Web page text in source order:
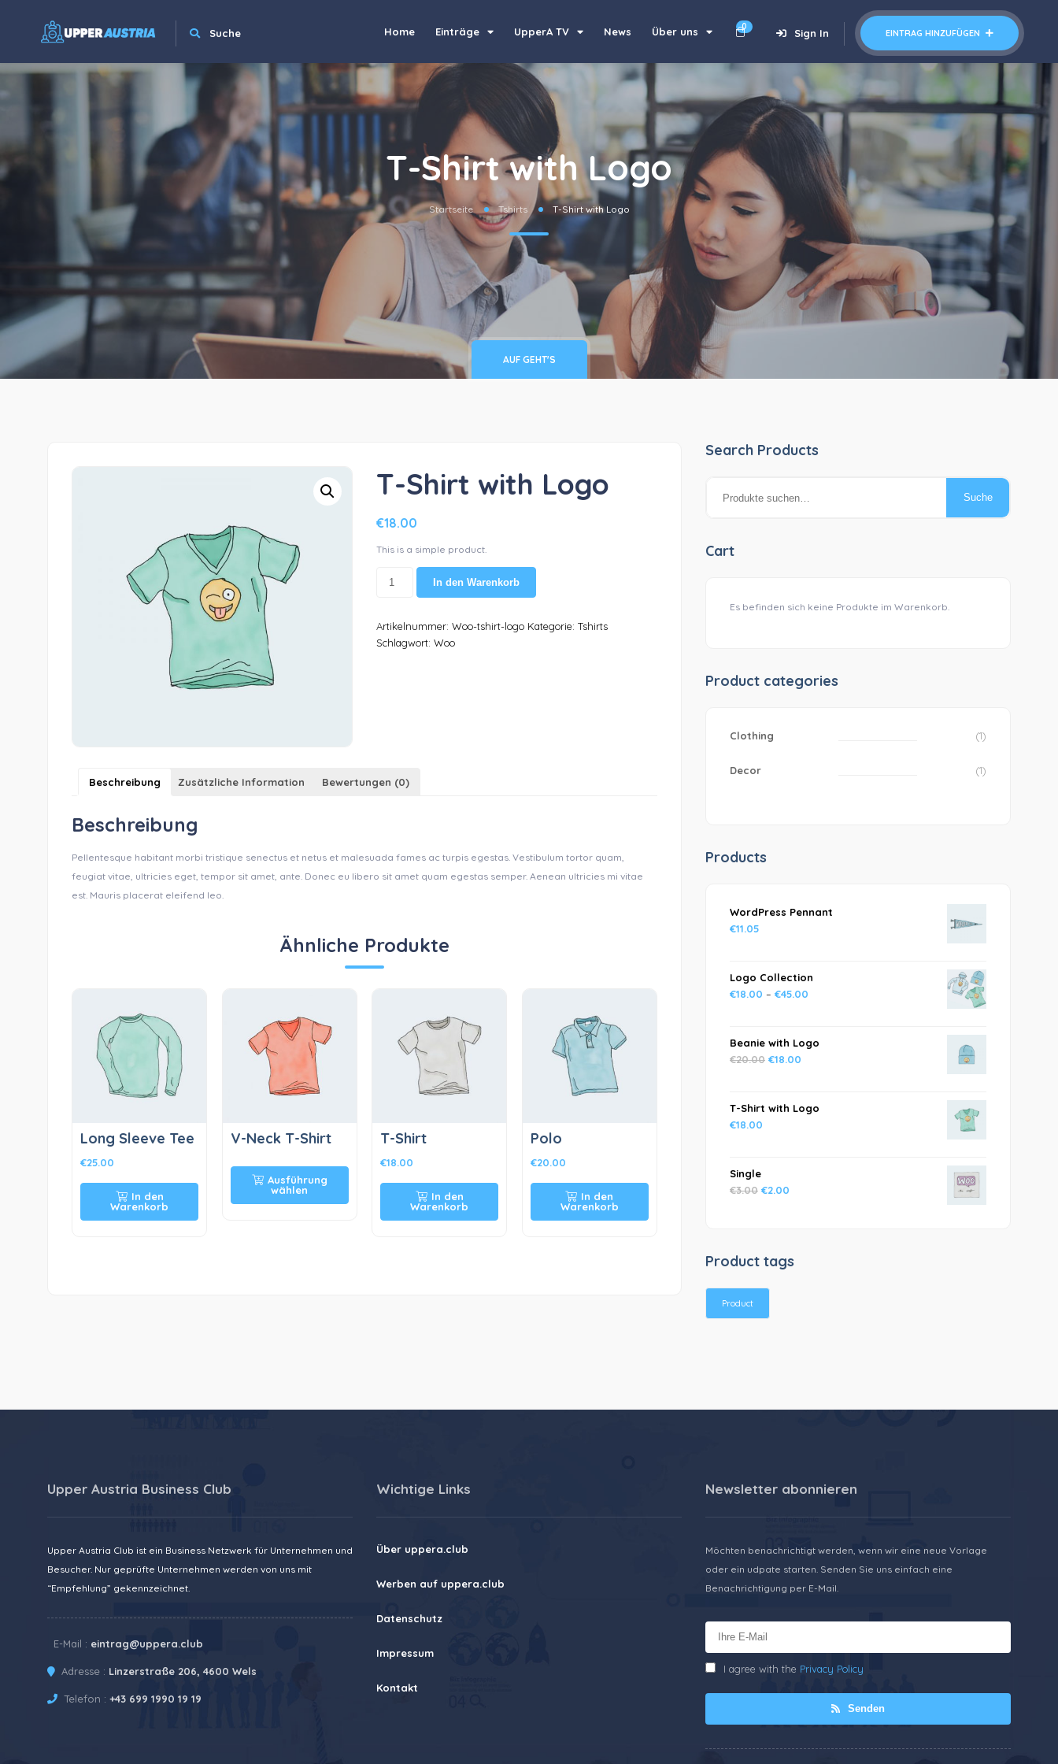
Suche EINTRAG HINZUFÜGEN
Sign In
0
Home Einträge UpperA TV News Über uns
T-Shirt with Logo
Startseite Tshirts T-Shirt with Logo
AUF GEHT'S
T-Shirt with Logo
€18.00
This is a simple product.
Logo
Menge
In den Warenkorb
Artikelnummer: Woo-tshirt-logo Kategorie: Tshirts
Schlagwort: Woo
Beschreibung Zusätzliche Information Bewertungen (0)
Beschreibung
Pellentesque habitant morbi tristique senectus et netus et malesuada fames ac turpis egestas. Vestibulum tortor quam,
feugiat vitae, ultricies eget, tempor sit amet, ante. Donec eu libero sit amet quam egestas semper. Aenean ultricies mi vitae
est. Mauris placerat eleifend leo.
Ähnliche Produkte
Long Sleeve Tee
€25.00
In den
Warenkorb
V-Neck T-Shirt
Ausführung
wählen
T-Shirt
€18.00
In den
Warenkorb
Polo
€20.00
In den
Warenkorb
Search Products
nach:
Suche
Cart
Es befinden sich keine Produkte im Warenkorb.
Product categories
Clothing (1)
Decor (1)
Products
WordPress Pennant
€11.05
Logo Collection
€18.00 – €45.00
Beanie with Logo
€20.00 €18.00
T-Shirt with Logo
€18.00
Single
€3.00 €2.00
Product tags
Product
Upper Austria Business Club
Upper Austria Club ist ein Business Netzwerk für Unternehmen und
Besucher. Nur geprüfte Unternehmen werden von uns mit
“Empfehlung” gekennzeichnet.
E-Mail : eintrag@uppera.club
Adresse : Linzerstraße 206, 4600 Wels
Telefon : +43 699 1990 19 19
Wichtige Links
Über uppera.club
Werben auf uppera.club
Datenschutz
Impressum
Kontakt
Newsletter abonnieren
Möchten benachrichtigt werden, wenn wir eine neue Vorlage
oder ein udpate starten. Senden Sie uns einfach eine
Benachrichtigung per E-Mail.
I agree with the Privacy Policy
Senden